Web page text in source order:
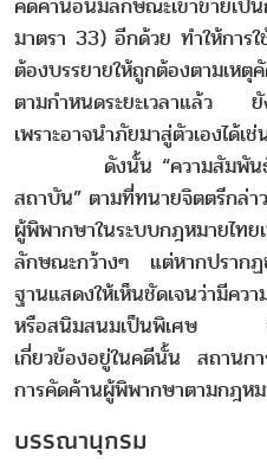
มาตรา 33) อีกด้วย ทำให้การ
ต้องบรรยายให้ถูกต้องตามเ
ตามกำหนดระยะเวลาแล้ว ยั
เพราะอาจนำภัยมาสู่ตัวเองได้เ
ดังนั้น “ความสัมพันธ์ส่ว
สถาบัน” ตามที่ทนายจิตตรีกล่า
ผู้พิพากษาในระบบกฎหมายไท
ลักษณะกว้างๆ แต่หากปราก
ฐานแสดงให้เห็นชัดเจนว่ามีคว
หรือสนิมสนมเป็นพิเศษ จน
เกี่ยวข้องอยู่ในคดีนั้น สถานก
การคัดค้านผู้พิพากษาตามกฎหม
บรรณานุกรม